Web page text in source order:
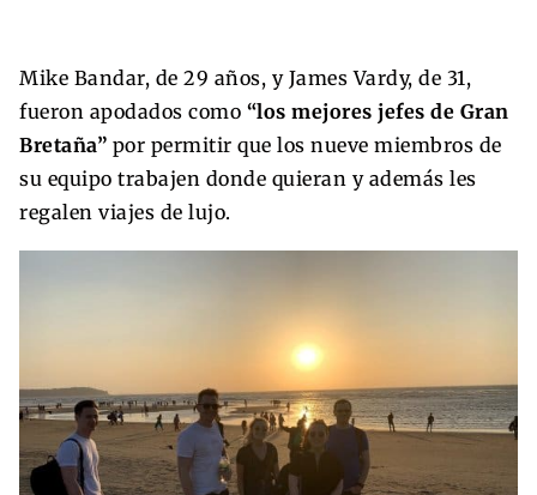
Mike Bandar, de 29 años, y James Vardy, de 31,
fueron apodados como “los mejores jefes de Gran
Bretaña” por permitir que los nueve miembros de
su equipo trabajen donde quieran y además les
regalen viajes de lujo.